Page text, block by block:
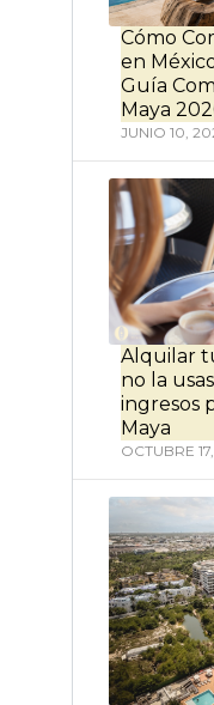
Cómo
en
Guía
Maya
JUNIO 10,
Alquilar
no la
ingresos
Maya
OCTUBRE